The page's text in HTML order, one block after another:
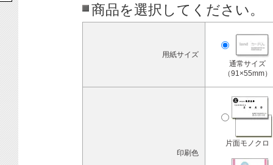
商品を選択してください。
用紙サイズ
通常サイズ
（91×55mm）
印刷色
片面モノクロ